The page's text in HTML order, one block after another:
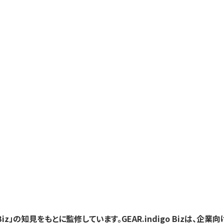
」の知見をもとに監修しています。GEAR.indigo Bizは、企業